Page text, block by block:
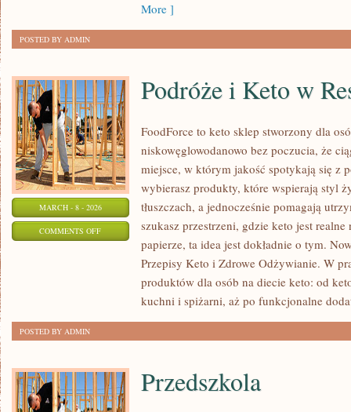
More ]
POSTED BY ADMIN
MARCH - 8 - 2026
COMMENTS OFFON
Podróże i Keto w
FoodForce to keto sklep stworzony dla
niskowęglowodanowo bez poczucia, że
miejsce, w którym jakość spotykają się z
wybierasz produkty, które wspierają styl
tłuszczach, a jednocześnie pomagają
szukasz przestrzeni, gdzie keto jest
papierze, ta idea jest dokładnie o tym.
Przepisy Keto i Zdrowe Odżywianie. W
produktów dla osób na diecie keto: od
kuchni i spiżarni, aż po funkcjonalne
POSTED BY ADMIN
Przedszkola